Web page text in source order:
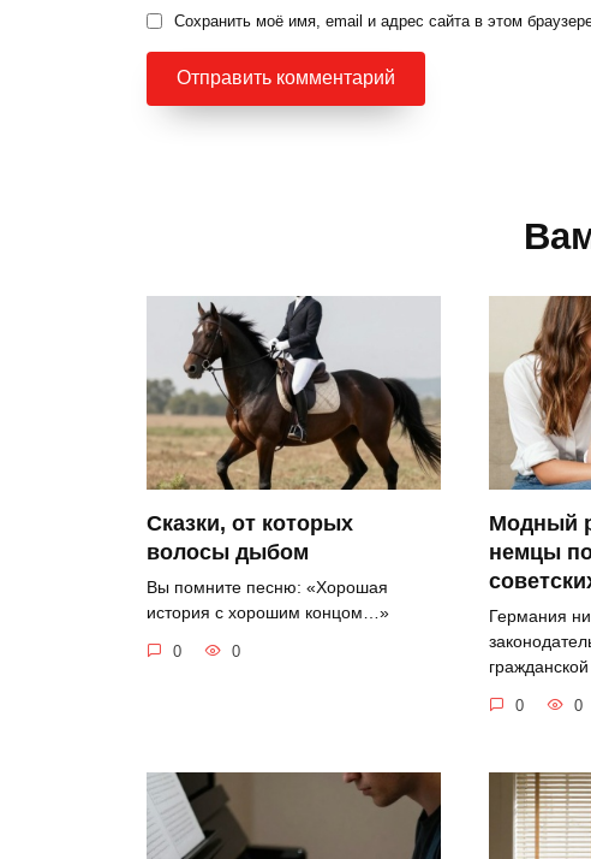
Сохранить моё имя, email и адрес сайта в этом
Сказки, от которых
волосы дыбом
Вы помните песню: «Хорошая
история с хорошим концом…»
0 0
Модный
немцы
Германия
0 0